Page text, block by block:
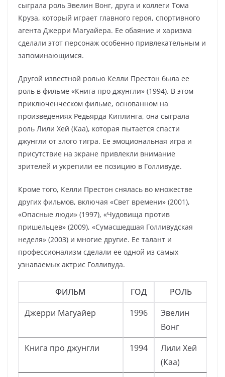
сыграла роль Эвелин Вонг, друга и коллеги Тома
Круза, который играет главного героя, спортивного
агента Джерри Магуайера. Ее обаяние и харизма
сделали этот персонаж особенно привлекательным и
запоминающимся.
Другой известной ролью Келли Престон была ее
роль в фильме «Книга про джунгли» (1994). В этом
приключенческом фильме, основанном на
произведениях Редьярда Киплинга, она сыграла
роль Лили Хей (Каа), которая пытается спасти
джунгли от злого тигра. Ее эмоциональная игра и
присутствие на экране привлекли внимание
зрителей и укрепили ее позицию в Голливуде.
Кроме того, Келли Престон снялась во множестве
других фильмов, включая «Свет времени» (2001),
«Опасные люди» (1997), «Чудовища против
пришельцев» (2009), «Сумасшедшая Голливудская
неделя» (2003) и многие другие. Ее талант и
профессионализм сделали ее одной из самых
узнаваемых актрис Голливуда.
ФИЛЬМ ГОД
РОЛЬ
Джерри Магуайер
1996
Эвелин
Вонг
Книга про джунгли
1994
Лили Хей
(Каа)